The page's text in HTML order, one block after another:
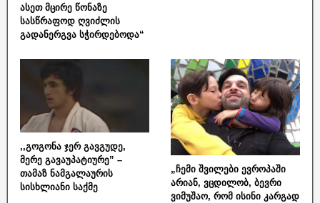
ასეთ მცირე წონაზე
სასწრაფოდ ღვიძლის
გადანერგვა სჭირდებოდა“
,,გოგონა ჯერ გავგუდე,
მერე გავაუპატიურე” –
თამაზ ნამგალაურის
სისხლიანი საქმე
„ჩემი შვილები ევროპაში
არიან, ვცდილობ, ბევრი
ვიმუშაო, რომ ისინი კარგად